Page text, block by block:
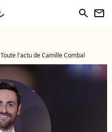
search newsletter
Toute l'actu de Camille Combal